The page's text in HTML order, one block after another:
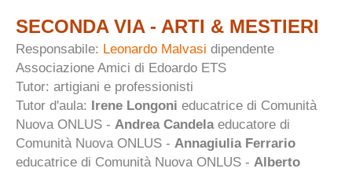
SECONDA VIA - ARTI & MESTIERI
Responsabile: Leonardo Malvasi dipendente
Associazione Amici di Edoardo ETS
Tutor: artigiani e professionisti
Tutor d'aula: Irene Longoni educatrice di Comunità
Nuova ONLUS - Andrea Candelaeducatore di
Comunità Nuova ONLUS - Annagiulia Ferrario
educatrice di Comunità Nuova ONLUS - Alberto